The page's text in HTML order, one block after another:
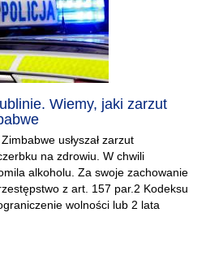
Wiemy, jaki zarzut
usłyszał zarzut
na zdrowiu. W chwili
alkoholu. Za swoje zachowanie
z art. 157 par.2 Kodeksu
wolności lub 2 lata